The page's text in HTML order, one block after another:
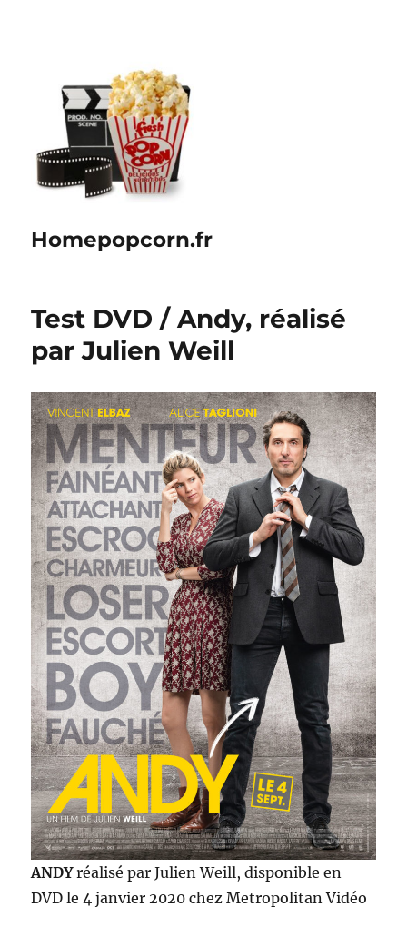
Homepopcorn.fr
Test DVD / Andy, réalisé
par Julien Weill
ANDYréalisé par Julien Weill, disponible en
DVD le 4 janvier 2020 chez Metropolitan Vidéo